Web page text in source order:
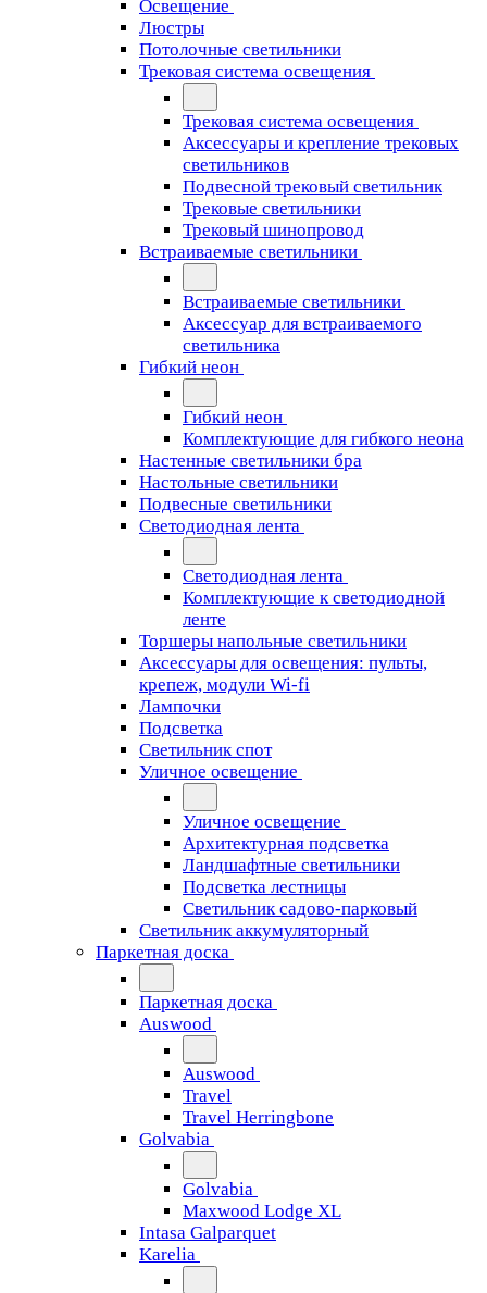
Освещение
Люстры
Потолочные светильники
Трековая система освещения
Трековая система освещения
Аксессуары и крепление трековых
светильников
Подвесной трековый светильник
Трековые светильники
Трековый шинопровод
Встраиваемые светильники
Встраиваемые светильники
Аксессуар для встраиваемого
светильника
Гибкий неон
Гибкий неон
Комплектующие для гибкого неона
Настенные светильники бра
Настольные светильники
Подвесные светильники
Светодиодная лента
Светодиодная лента
Комплектующие к светодиодной
ленте
Торшеры напольные светильники
Аксессуары для освещения: пульты,
крепеж, модули Wi-fi
Лампочки
Подсветка
Светильник спот
Уличное освещение
Уличное освещение
Архитектурная подсветка
Ландшафтные светильники
Подсветка лестницы
Светильник садово-парковый
Светильник аккумуляторный
Паркетная доска
Паркетная доска
Auswood
Auswood
Travel
Travel Herringbone
Golvabia
Golvabia
Maxwood Lodge XL
Intasa Galparquet
Karelia